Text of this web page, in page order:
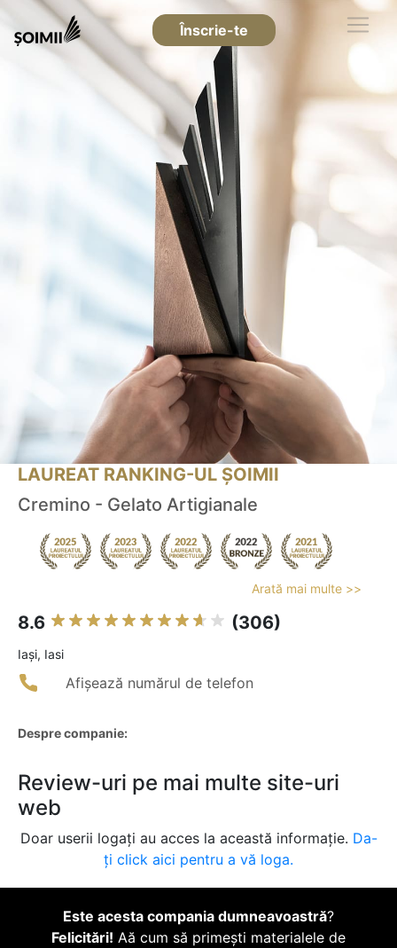
Înscrie-te
LAUREAT RANKING-UL ȘOIMII
Cremino - Gelato Artigianale
Arată mai multe >>
8.6 (306)
Iaşi, Iasi
Afișează numărul de telefon
Despre companie:
Review-uri pe mai multe site-uri
web
Doar userii logați au acces la această informație. Da-
ți click aici pentru a vă loga.
Este acesta compania dumneavoastră?
Felicitări! Aă cum să primești materialele de